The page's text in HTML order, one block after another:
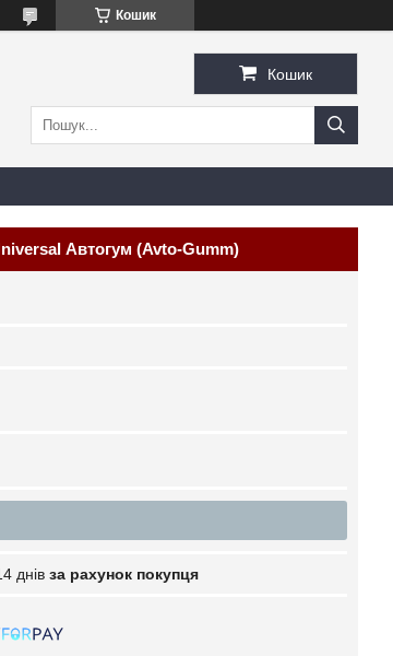
Кошик
Кошик
Автогум (Avto-Gumm)
днів за рахунок покупця